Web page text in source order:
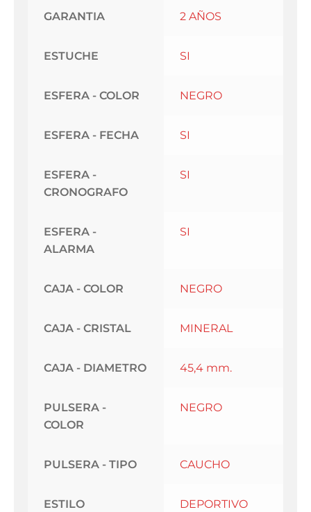
GARANTIA 2 AÑOS
ESTUCHE SI
ESFERA - COLOR NEGRO
ESFERA - FECHA SI
ESFERA -
CRONOGRAFO
SI
ESFERA -
ALARMA
SI
CAJA - COLOR NEGRO
CAJA - CRISTAL MINERAL
CAJA - DIAMETRO 45,4 mm.
PULSERA -
COLOR
NEGRO
PULSERA - TIPO CAUCHO
ESTILO DEPORTIVO